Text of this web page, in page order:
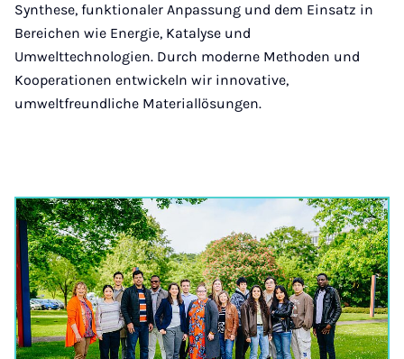
Synthese, funktionaler Anpassung und dem Einsatz in
Bereichen wie Energie, Katalyse und
Umwelttechnologien. Durch moderne Methoden und
Kooperationen entwickeln wir innovative,
umweltfreundliche Materiallösungen.